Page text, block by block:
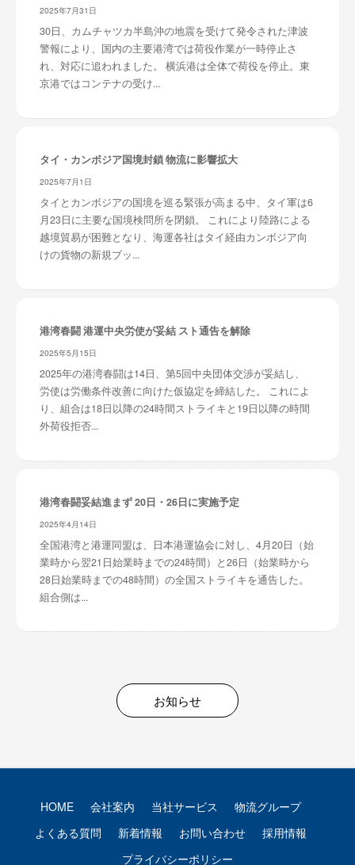
2025年7月31日
30日、カムチャツカ半島沖の地震を受けて発令された津波
警報により、国内の主要港湾では荷役作業が一時停止さ
れ、対応に追われました。 横浜港は全体で荷役を停止。東
京港ではコンテナの受け...
タイ・カンボジア国境封鎖 物流に影響拡大
2025年7月1日
タイとカンボジアの国境を巡る緊張が高まる中、タイ軍は6
月23日に主要な国境検問所を閉鎖。 これにより陸路による
越境貿易が困難となり、海運各社はタイ経由カンボジア向
けの貨物の新規ブッ...
港湾春闘 港運中央労使が妥結 スト通告を解除
2025年5月15日
2025年の港湾春闘は14日、第5回中央団体交渉が妥結し、
労使は労働条件改善に向けた仮協定を締結した。 これによ
り、組合は18日以降の24時間ストライキと19日以降の時間
外荷役拒否...
港湾春闘妥結進まず 20日・26日に実施予定
2025年4月14日
全国港湾と港運同盟は、日本港運協会に対し、4月20日（始
業時から翌21日始業時までの24時間）と26日（始業時から
28日始業時までの48時間）の全国ストライキを通告した。
組合側は...
お知らせ
HOME 会社案内 当社サービス
物流グループ
よくある質問
新着情報 お問い合わせ
採用情報
プライバシーポリシー